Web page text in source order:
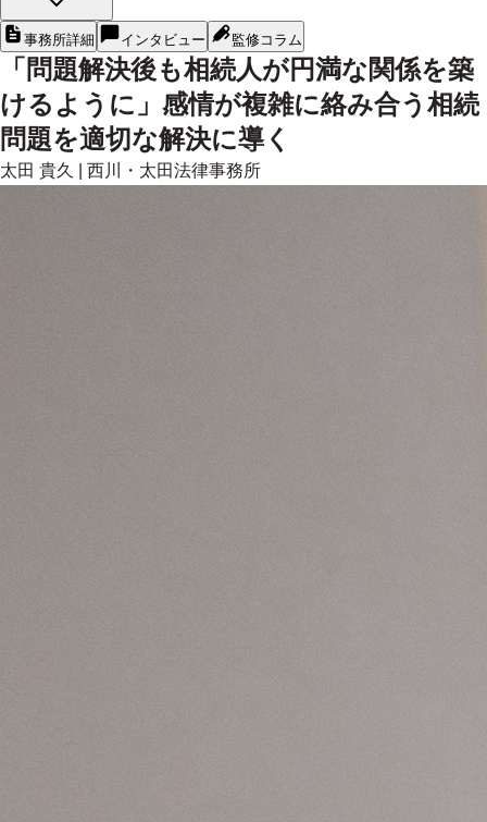
事務所詳細 インタビュー 監修コラム
「問題解決後も相続人が円満な関係を築
けるように」感情が複雑に絡み合う相続
問題を適切な解決に導く
太田 貴久 西川・太田法律事務所